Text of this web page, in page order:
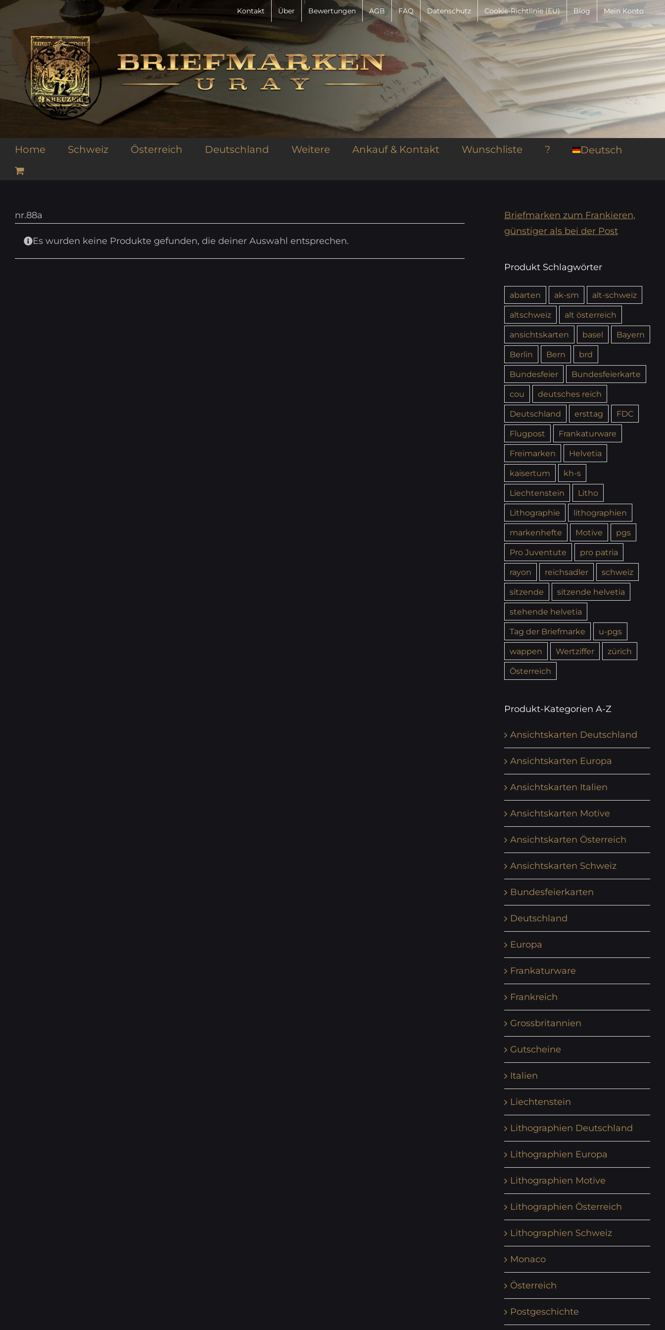
Zum
springen
Kontakt Über Bewertungen AGB FAQ Datenschutz Cookie-Richtlinie (EU) Blog Mein Konto
Home Schweiz Österreich Deutschland Weitere Ankauf & Kontakt Wunschliste ? Deutsch
nr.88a
Es wurden keine Produkte gefunden, die deiner Auswahl entsprechen.
Briefmarken zum Frankieren,
günstiger als bei der Post
Produkt Schlagwörter
abarten ak-sm
alt-schweiz
altschweiz
alt österreich
ansichtskarten
basel
Bayern
Berlin
Bern
brd
Bundesfeier
Bundesfeierkarte
cou
deutsches reich
Deutschland
ersttag
FDC
Flugpost
Frankaturware
Freimarken
Helvetia
kaisertum
kh-s
Liechtenstein
Litho
Lithographie
lithographien
markenhefte
Motive
pgs
Pro Juventute
pro patria
rayon
reichsadler
schweiz
sitzende
sitzende helvetia
stehende helvetia
Tag der Briefmarke
u-pgs
wappen
Wertziffer
zürich
Österreich
Produkt-Kategorien A-Z
Ansichtskarten Deutschland
Ansichtskarten Europa
Ansichtskarten Italien
Ansichtskarten Motive
Ansichtskarten Österreich
Ansichtskarten Schweiz
Bundesfeierkarten
Deutschland
Europa
Frankaturware
Frankreich
Grossbritannien
Gutscheine
Italien
Liechtenstein
Lithographien Deutschland
Lithographien Europa
Lithographien Motive
Lithographien Österreich
Lithographien Schweiz
Monaco
Österreich
Postgeschichte